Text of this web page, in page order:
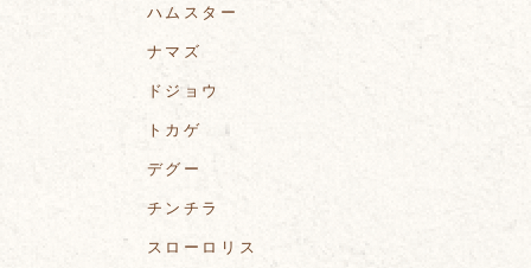
ハムスター
ナマズ
ドジョウ
トカゲ
デグー
チンチラ
スローロリス